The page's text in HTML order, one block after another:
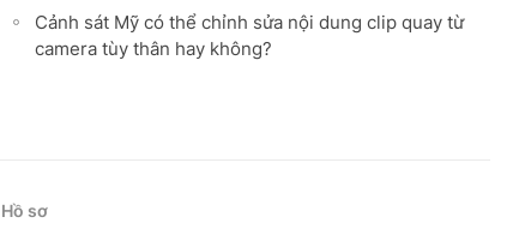
Cảnh sát Mỹ có thể chỉnh sửa nội dung clip quay từ
camera tùy thân hay không?
Hồ sơ